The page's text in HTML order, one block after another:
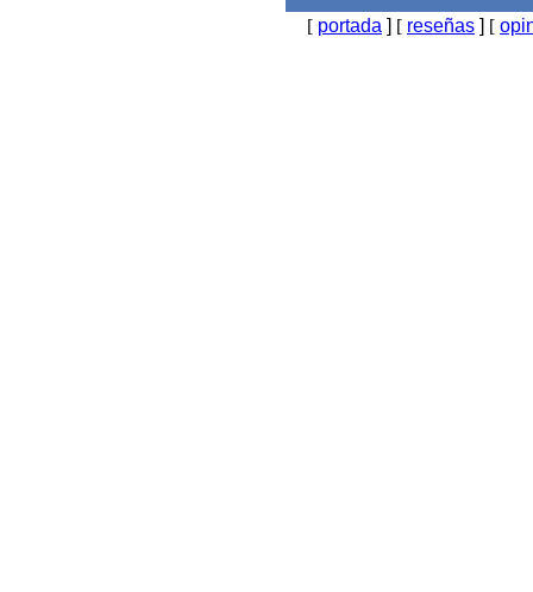
[ portada ] [ reseñas ] [